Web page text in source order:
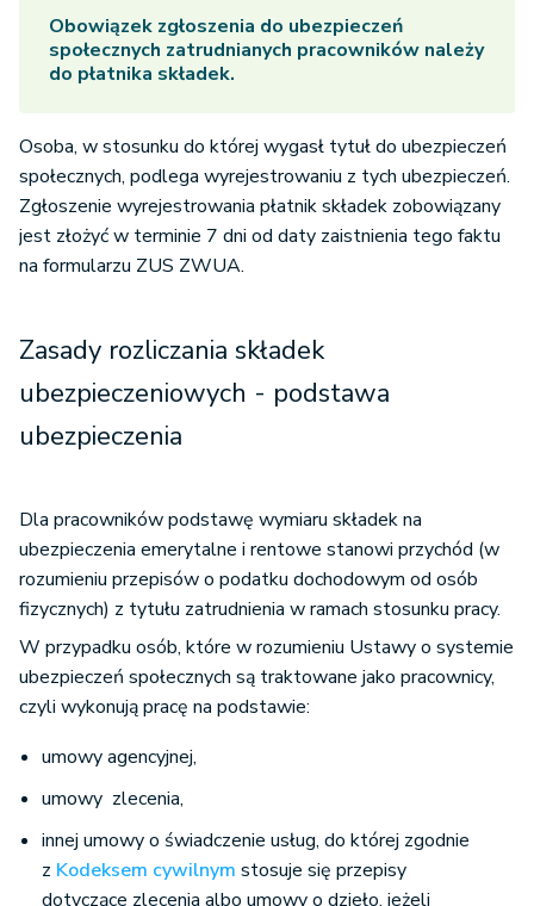
Obowiązek zgłoszenia do ubezpieczeń
społecznych zatrudnianych pracowników należy
do płatnika składek.
Osoba, w stosunku do której wygasł tytuł do ubezpieczeń
społecznych, podlega wyrejestrowaniu z tych ubezpieczeń.
Zgłoszenie wyrejestrowania płatnik składek zobowiązany
jest złożyć w terminie 7 dni od daty zaistnienia tego faktu
na formularzu ZUS ZWUA.
Zasady rozliczania składek
ubezpieczeniowych - podstawa
ubezpieczenia
Dla pracowników podstawę wymiaru składek na
ubezpieczenia emerytalne i rentowe stanowi przychód (w
rozumieniu przepisów o podatku dochodowym od osób
fizycznych) z tytułu zatrudnienia w ramach stosunku pracy.
W przypadku osób, które w rozumieniu Ustawy o systemie
ubezpieczeń społecznych są traktowane jako pracownicy,
czyli wykonują pracę na podstawie:
umowy agencyjnej,
umowy zlecenia,
innej umowy o świadczenie usług, do której zgodnie
z Kodeksem cywilnym stosuje się przepisy
dotyczące zlecenia albo umowy o dzieło, jeżeli